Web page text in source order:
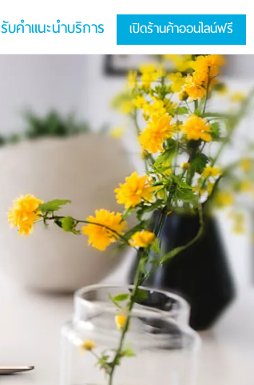
เปิดร้านค้าออนไลน์ฟรี
รับคำแนะนำบริการ